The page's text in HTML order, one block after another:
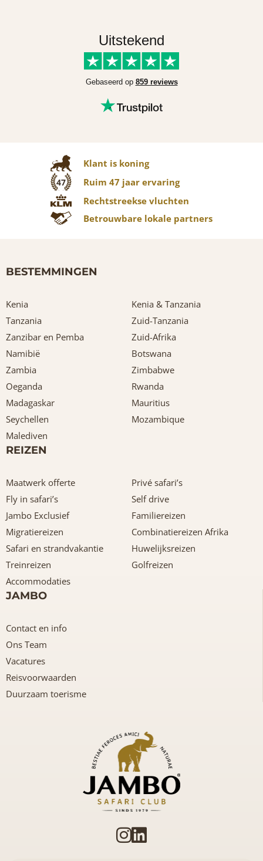
Uitstekend
Gebaseerd op 859 reviews
Klant is koning
47
Ruim 47 jaar ervaring
Rechtstreekse vluchten
Betrouwbare lokale partners
BESTEMMINGEN
Kenia
Kenia & Tanzania
Tanzania
Zuid-Tanzania
Zanzibar en Pemba
Zuid-Afrika
Namibië
Botswana
Zambia
Zimbabwe
Oeganda
Rwanda
Madagaskar
Mauritius
Seychellen
Mozambique
Malediven
REIZEN
Maatwerk offerte
Privé safari’s
Fly in safari’s
Self drive
Jambo Exclusief
Familiereizen
Migratiereizen
Combinatiereizen Afrika
Safari en strandvakantie
Huwelijksreizen
Treinreizen
Golfreizen
Accommodaties
JAMBO
Contact en info
Ons Team
Vacatures
Reisvoorwaarden
Duurzaam toerisme